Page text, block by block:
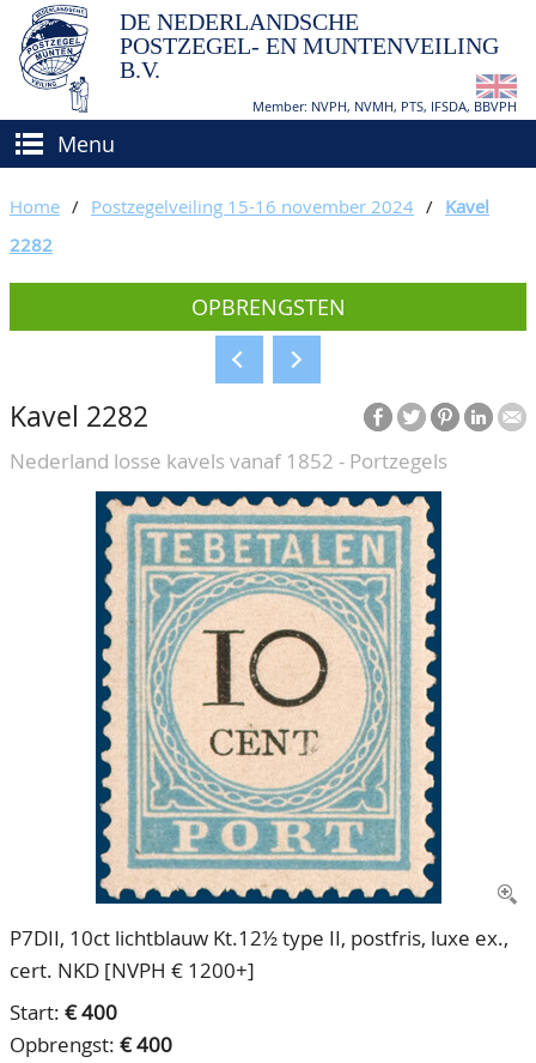
DE NEDERLANDSCHE
POSTZEGEL- EN MUNTENVEILING
B.V.
Member: NVPH, NVMH, PTS, IFSDA, BBVPH
Menu
(VER)KOPEN
Hoe verkopen?
Hoe kopen?
BIEDEN
TAXATIES
CATALOGI/OPBRENGSTEN
KEURINGSDIENST
Ons Team
80 jarig bestaan
Home / Postzegelveiling 15-16 november 2024 / Kavel
2282
OPBRENGSTEN
Kavel 2282
Nederland losse kavels vanaf 1852 - Portzegels
P7DII, 10ct lichtblauw Kt.12½ type II, postfris, luxe ex.,
cert. NKD [NVPH € 1200+]
Start: € 400
Opbrengst: € 400